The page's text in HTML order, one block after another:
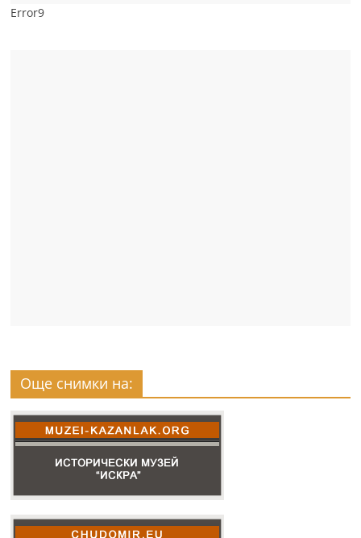
Error9
Още снимки на: